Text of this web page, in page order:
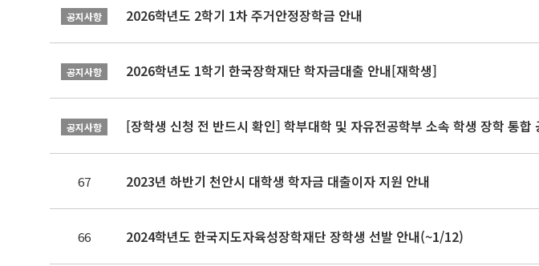
공지사항 2026학년도 2학기 1차 주거안정장학금 안내
공지사항 2026학년도 1학기 한국장학재단 학자금대출 안내[재학생]
공지사항 [장학생 신청 전 반드시 확인] 학부대학 및 자유전공학부 소속 학생 장학 통합
67 2023년 하반기 천안시 대학생 학자금 대출이자 지원 안내
66 2024학년도 한국지도자육성장학재단 장학생 선발 안내(~1/12)